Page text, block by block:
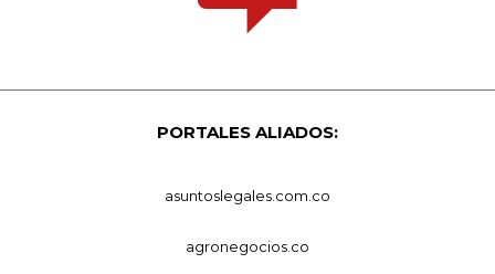
PORTALES ALIADOS:
asuntoslegales.com.co
agronegocios.co